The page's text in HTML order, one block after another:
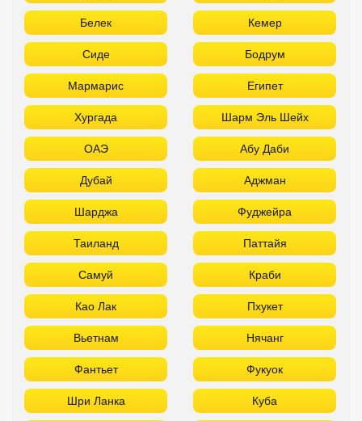
Белек Кемер
Сиде Бодрум
Мармарис Египет
Хургада Шарм Эль Шейх
ОАЭ Абу Даби
Дубай Аджман
Шарджа Фуджейра
Таиланд Паттайя
Самуй Краби
Као Лак Пхукет
Вьетнам Нячанг
Фантьет Фукуок
Шри Ланка Куба